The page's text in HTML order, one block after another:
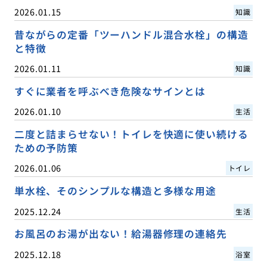
2026.01.15 知識
昔ながらの定番「ツーハンドル混合水栓」の構造
と特徴
2026.01.11 知識
すぐに業者を呼ぶべき危険なサインとは
2026.01.10 生活
二度と詰まらせない！トイレを快適に使い続ける
ための予防策
2026.01.06 トイレ
単水栓、そのシンプルな構造と多様な用途
2025.12.24 生活
お風呂のお湯が出ない！給湯器修理の連絡先
2025.12.18 浴室